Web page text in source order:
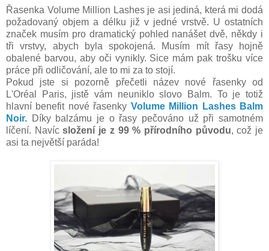
Řasenka Volume Million Lashes je asi jediná, která mi dodá
požadovaný objem a délku již v jedné vrstvě. U ostatních
značek musím pro dramatický pohled nanášet dvě, někdy i
tři vrstvy, abych byla spokojená. Musím mít řasy hojně
obalené barvou, aby oči vynikly. Sice mám pak trošku více
práce při odličování, ale to mi za to stojí.
Pokud jste si pozorně přečetli název nové řasenky od
L'Oréal Paris, jistě vám neuniklo slovo Balm. To je totiž
hlavní benefit nové řasenky Volume Million Lashes Balm
Noir. Díky balzámu je o řasy pečováno už při samotném
líčení. Navícsložení je z 99 % přírodního původu, což je
asi ta největší paráda!